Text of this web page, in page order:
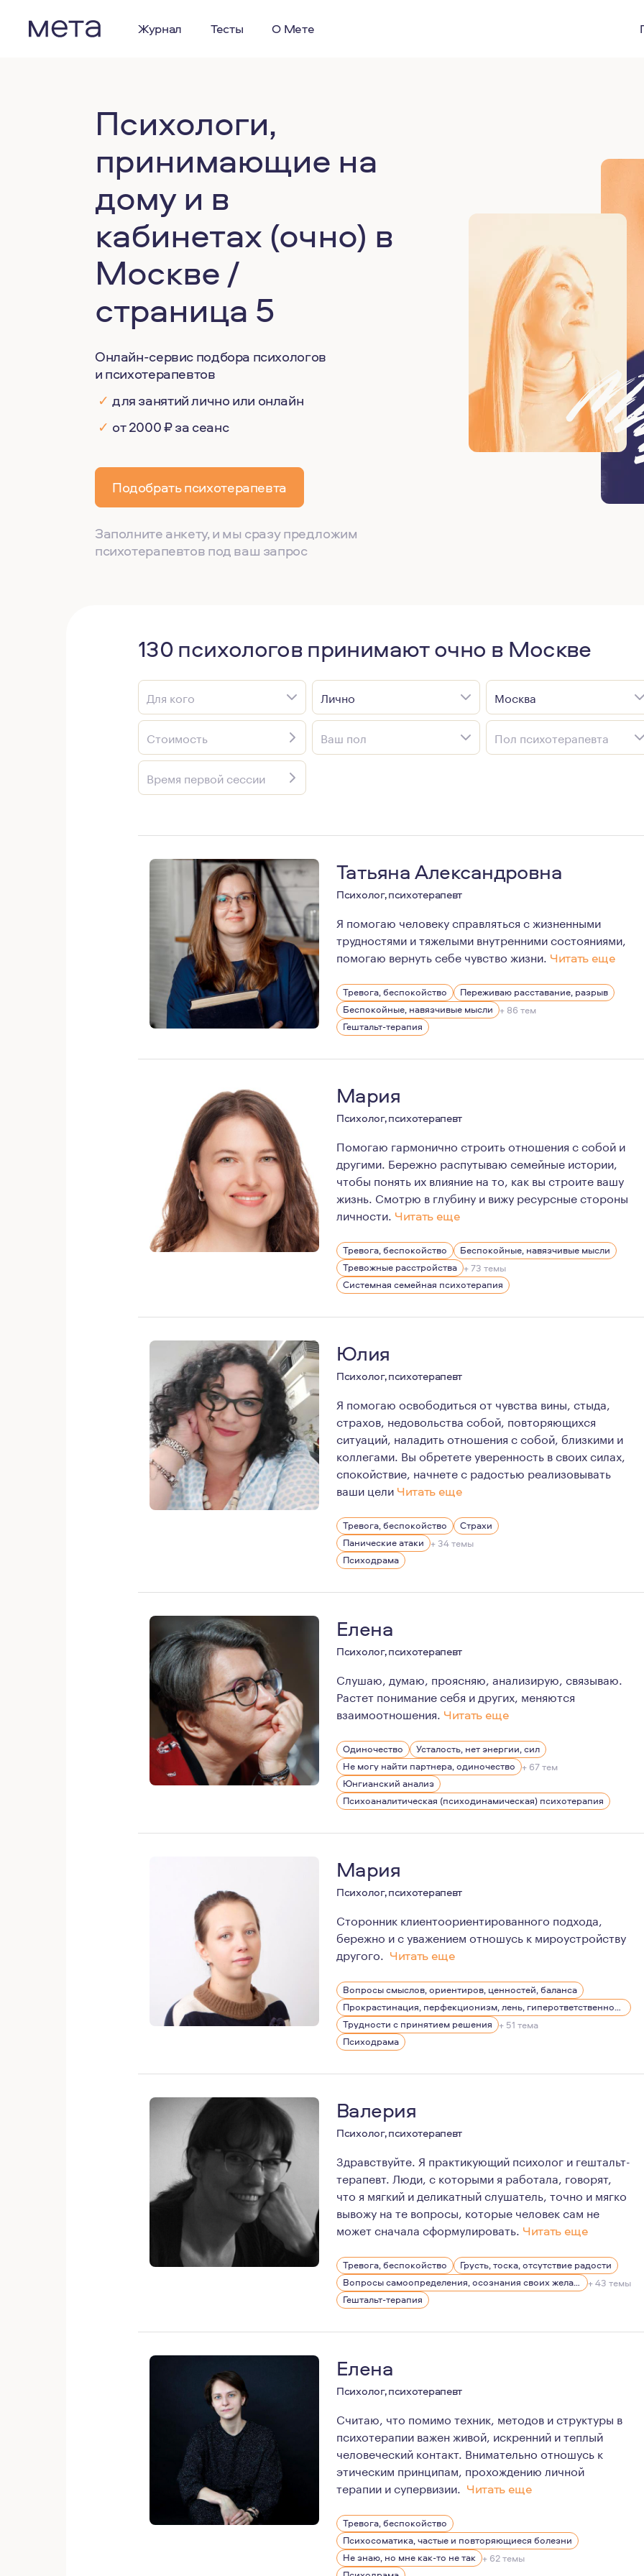
Журнал Тесты О Мете
Психологи,
принимающие на
дому и в
кабинетах (очно) в
Москве /
страница 5
Онлайн-сервис подбора психологов
и психотерапевтов
✓ для занятий лично или онлайн
✓ от 2000 ₽ за сеанс
Подобрать психотерапевта
Заполните анкету, и мы сразу предложим
психотерапевтов под ваш запрос
130 психологов принимают очно в Москве
Для кого Лично Москва
Стоимость Ваш пол Пол психотерапевта
Время первой сессии
Татьяна Александровна
Психолог, психотерапевт
Я помогаю человеку справляться с жизненными
трудностями и тяжелыми внутренними состояниями,
помогаю вернуть себе чувство жизни. Читать еще
Мой опыт многолетней работы говорит о том, что
Я могу помочь исследовать вам вашу жизнь, больше
Тревога, беспокойство
Переживаю расставание, разрыв
Беспокойные, навязчивые мысли + 86 тем
Гештальт-терапия
Мария
Психолог, психотерапевт
Помогаю гармонично строить отношения с собой и
другими. Бережно распутываю семейные истории,
чтобы понять их влияние на то, как вы строите вашу
жизнь. Смотрю в глубину и вижу ресурсные стороны
личности. Читать еще
Более 10 лет занимаюсь йогой и чувствую, как
Мама дошкольника.
Тревога, беспокойство
Беспокойные, навязчивые мысли
Тревожные расстройства + 73 темы
Системная семейная психотерапия
Юлия
Психолог, психотерапевт
Я помогаю освободиться от чувства вины, стыда,
страхов, недовольства собой, повторяющихся
ситуаций, наладить отношения с собой, близкими и
коллегами. Вы обретете уверенность в своих силах,
спокойствие, начнете с радостью реализовывать
ваши цели Читать еще
Я хочу, чтобы вокруг меня было как можно больше
Как психотерапевт я уважаю уникальность каждого
Я уверена в уникальности каждого человека, и в
Тревога, беспокойство
Страхи
Панические атаки + 34 темы
Психодрама
Елена
Психолог, психотерапевт
Слушаю, думаю, проясняю, анализирую, связываю.
Растет понимание себя и других, меняются
взаимоотношения. Читать еще
В моей жизни были и есть ситуации, которые
Одиночество
Усталость, нет энергии, сил
Не могу найти партнера, одиночество + 67 тем
Юнгианский анализ
Психоаналитическая (психодинамическая) психотерапия
Мария
Психолог, психотерапевт
Сторонник клиентоориентированного подхода,
бережно и с уважением отношусь к мироустройству
другого. Читать еще
Для меня важно наблюдение за жизнью с
Вопросы смыслов, ориентиров, ценностей, баланса
Прокрастинация, перфекционизм, лень, гиперответственность
Трудности с принятием решения + 51 тема
Психодрама
Валерия
Психолог, психотерапевт
Здравствуйте. Я практикующий психолог и гештальт-
терапевт. Люди, с которыми я работала, говорят,
что я мягкий и деликатный слушатель, точно и мягко
вывожу на те вопросы, которые человек сам не
может сначала сформулировать. Читать еще
Психотерапия – это часть моей жизни. Когда-то я
Тревога, беспокойство
Грусть, тоска, отсутствие радости
Вопросы самоопределения, осознания своих желаний
+ 43 темы
Гештальт-терапия
Елена
Психолог, психотерапевт
Считаю, что помимо техник, методов и структуры в
психотерапии важен живой, искренний и теплый
человеческий контакт. Внимательно отношусь к
этическим принципам, прохождению личной
терапии и супервизии. Читать еще
Мне очень нравится идея диапазона - в целом по
Тревога, беспокойство
Психосоматика, частые и повторяющиеся болезни
Не знаю, но мне как-то не так + 62 темы